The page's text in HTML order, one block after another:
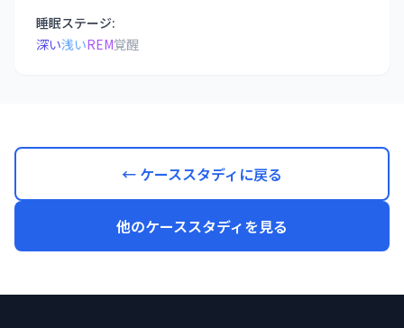
睡眠ステージ:
深い浅いREM覚醒
← ケーススタディに戻る
他のケーススタディを見る